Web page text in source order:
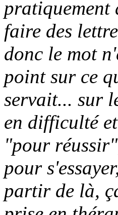
pratiquement
faire des
donc le mot
point sur ce
servait... sur
en difficulté
"pour
pour
partir de là,